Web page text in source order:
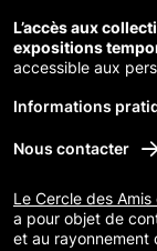
L’accès aux
expositions
accessible aux
Informations
Nous contacter
Le Cercle des
a pour objet de
et au rayonnement